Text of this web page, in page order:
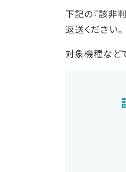
下記の『該非
返送ください
対象機種など
その他